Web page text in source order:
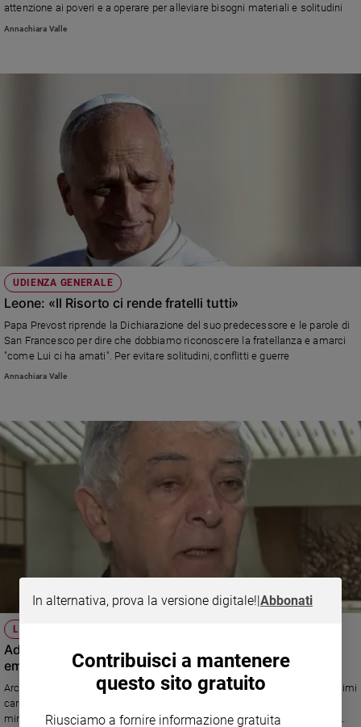
attenzione ai poveri e a operare per alleviare bisogni materiali e solitudini
Annachiara Valle
UDIENZA GENERALE
Leone: «Il Risorto ci rende fratelli tutti»
Papa Prevost riprende la Dichiarazione del suo predecessore e le parole di
San Francesco per dire che dobbiamo riconoscere la fratellanza e amarci
"come Lui ci ha amati". Per evitare solitudini, conflitti e guerre
Annachiara Valle
LUTTO
Addio al cardinale Edoardo Menichelli, arcivescovo
emerito di Ancona
Arcivescovo emerito di Ancona-Osimo, aveva 86 anni ed era stato tra i primi
cardinali italiani creati da papa Francesco nel febbraio 2015. Nel suo
ministero si è distinto per l’attenzione pastorale alla famiglia e per il suo
In alternativa, prova la versione digitale!|Abbonati
Contribuisci a mantenere
questo sito gratuito
Riusciamo a fornire informazione gratuita